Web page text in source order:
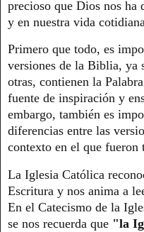
precioso que Dios nos ha
y en nuestra vida
Primero que todo, es
versiones de la Biblia, ya
otras, contienen la
fuente de inspiración y
embargo, también es
diferencias entre las
contexto en el que fueron
La Iglesia Católica
Escritura y nos anima a
En el Catecismo de la
se nos recuerda que "la